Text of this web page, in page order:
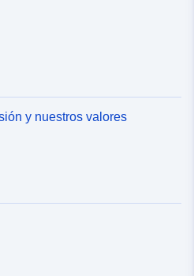
y nuestros valores